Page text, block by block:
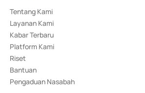
Tentang Kami
Layanan Kami
Kabar Terbaru
Platform Kami
Riset
Bantuan
Pengaduan Nasabah